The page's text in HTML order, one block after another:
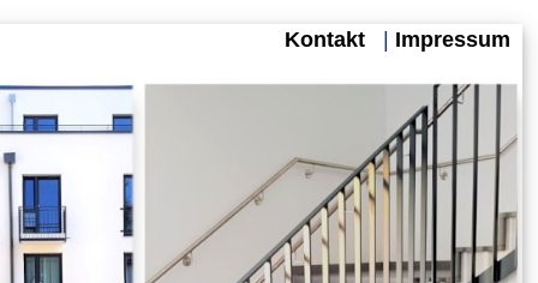
Kontakt Impressum